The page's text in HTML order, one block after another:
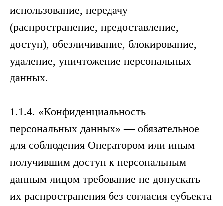
использование, передачу
(распространение, предоставление,
доступ), обезличивание, блокирование,
удаление, уничтожение персональных
данных.
1.1.4. «Конфиденциальность
персональных данных» — обязательное
для соблюдения Оператором или иным
получившим доступ к персональным
данным лицом требование не допускать
их распространения без согласия субъекта